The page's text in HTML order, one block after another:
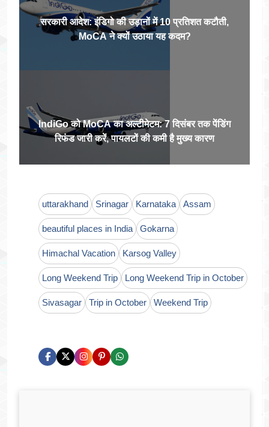
सरकारी आदेश: इंडिगो की उड़ानों में 10 प्रतिशत कटौती,
MoCA ने क्यों उठाया यह कदम?
IndiGo को MoCA का अल्टीमेटम: 7 दिसंबर तक पेंडिंग
रिफंड जारी करें, पायलटों की कमी है मुख्य कारण
uttarakhand Srinagar Karnataka Assam
beautiful places in India Gokarna
Himachal Vacation Karsog Valley
Long Weekend Trip Long Weekend Trip in October
Sivasagar Trip in October Weekend Trip